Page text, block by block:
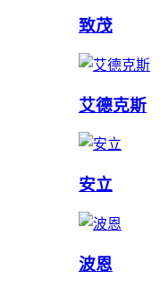
致茂
艾德克斯
安立
波恩